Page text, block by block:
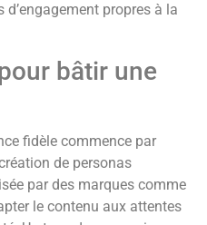
propres à la
bâtir une
fidèle commence par
de personas
par des marques comme
le contenu aux attentes